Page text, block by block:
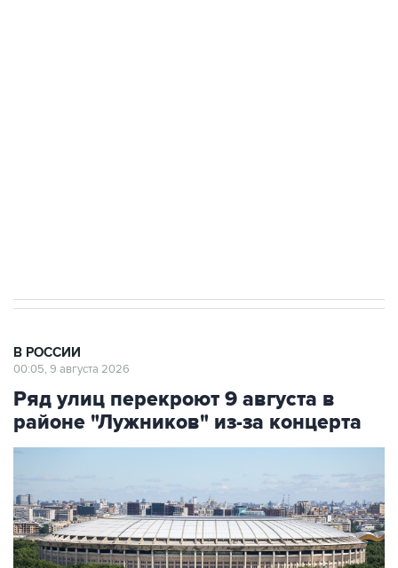
В РОССИИ
00:05, 9 августа 2026
Ряд улиц перекроют 9 августа в
районе "Лужников" из-за концерта